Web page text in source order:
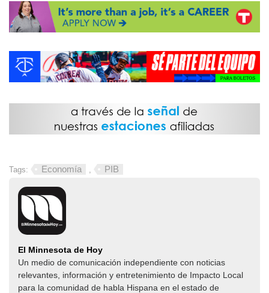
Tags: Economía PIB
El Minnesota de Hoy
Un medio de comunicación independiente con noticias
relevantes, información y entretenimiento de Impacto Local​​
para la comunidad de habla Hispana en el estado de